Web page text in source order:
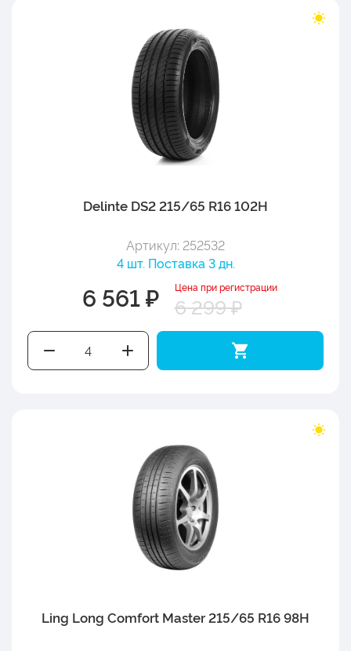
Delinte DS2 215/65 R16 102H
Артикул: 252532
4 шт. Поставка 3 дн.
6 561 ₽ Цена при регистрации
6 299 ₽
Ling Long Comfort Master 215/65 R16 98H